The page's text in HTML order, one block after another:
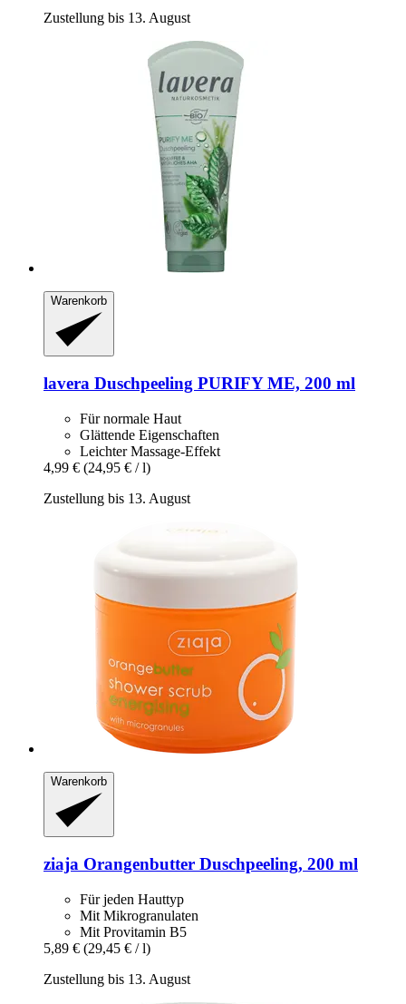
Zustellung bis 13. August
Warenkorb
lavera Duschpeeling PURIFY ME, 200 ml
Für normale Haut
Glättende Eigenschaften
Leichter Massage-Effekt
4,99 € (24,95 € / l)
Zustellung bis 13. August
Warenkorb
ziaja Orangenbutter Duschpeeling, 200 ml
Für jeden Hauttyp
Mit Mikrogranulaten
Mit Provitamin B5
5,89 € (29,45 € / l)
Zustellung bis 13. August